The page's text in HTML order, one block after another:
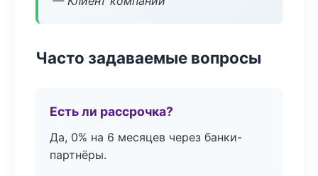
Часто задаваемые вопросы
Есть ли рассрочка?
Да, 0% на 6 месяцев через банки-
партнёры.